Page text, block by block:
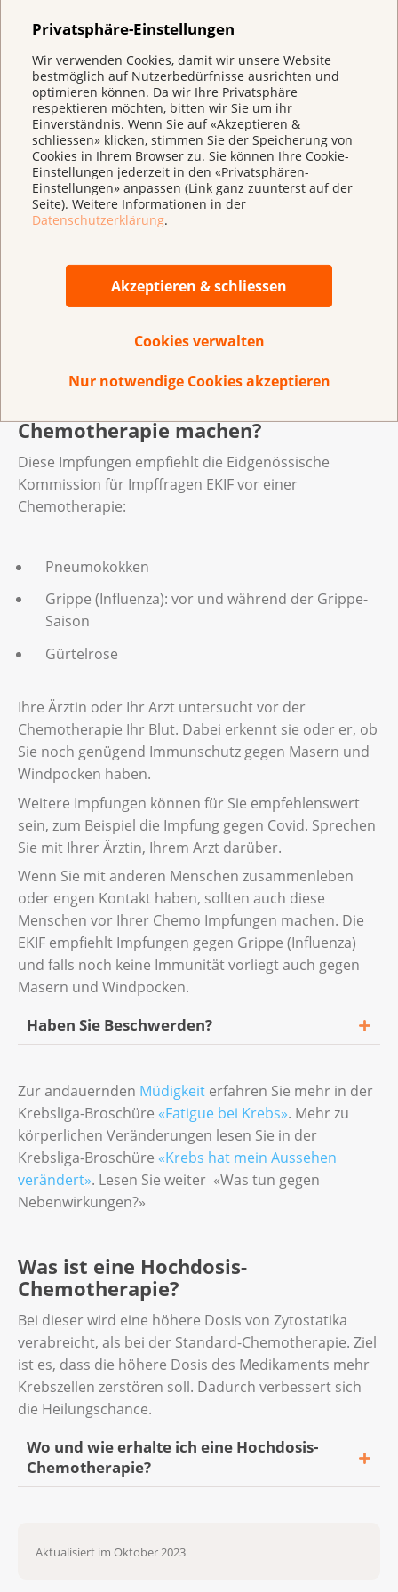
Privatsphäre-Einstellungen
Wir verwenden Cookies, damit wir unsere Website
bestmöglich auf Nutzerbedürfnisse ausrichten und
optimieren können. Da wir Ihre Privatsphäre
respektieren möchten, bitten wir Sie um ihr
Einverständnis. Wenn Sie auf «Akzeptieren &
schliessen» klicken, stimmen Sie der Speicherung von
Cookies in Ihrem Browser zu. Sie können Ihre Cookie-
Einstellungen jederzeit in den «Privatsphären-
Einstellungen» anpassen (Link ganz zuunterst auf der
Seite). Weitere Informationen in der
Datenschutzerklärung.
Akzeptieren & schliessen
Cookies verwalten
Nur notwendige Cookies akzeptieren
Betroffene können unterschiedlich starken
Es kann sein, dass den Betroffenen übel wird.
Die Lunge oder das Herz sind möglicherweise
nicht mehr gleich leistungsfähig.
Die Ei- oder Samenzellen werden möglicherweise
geschädigt.
Das Tast-, Schmerz- und Temperaturgefühl an
Nach der Chemotherapie lassen viele der
Beschwerden bleiben länger bestehen.
Chemotherapie machen?
Diese Impfungen empfiehlt die Eidgenössische
Kommission für Impffragen EKIF vor einer
Chemotherapie:
Pneumokokken
Grippe (Influenza): vor und während der Grippe-
Saison
Gürtelrose
Ihre Ärztin oder Ihr Arzt untersucht vor der
Chemotherapie Ihr Blut. Dabei erkennt sie oder er, ob
Sie noch genügend Immunschutz gegen Masern und
Windpocken haben.
Weitere Impfungen können für Sie empfehlenswert
sein, zum Beispiel die Impfung gegen Covid. Sprechen
Sie mit Ihrer Ärztin, Ihrem Arzt darüber.
Wenn Sie mit anderen Menschen zusammenleben
oder engen Kontakt haben, sollten auch diese
Menschen vor Ihrer Chemo Impfungen machen. Die
EKIF empfiehlt Impfungen gegen Grippe (Influenza)
und falls noch keine Immunität vorliegt auch gegen
Masern und Windpocken.
Haben Sie Beschwerden?
Pflegepersonal, bei Ihrer behandelnden
Ärztin oder bei Ihrem behandelnden Arzt. Ihr
Behandlungsteam weiss, was Sie gegen die
Beschwerden tun können. Für viele der
genannten Beschwerden kann vor der
Chemotherapie etwas getan werden. Damit
Behandlungsteam, welche Beschwerden Sie
sofort melden müssen.
Zur andauernden Müdigkeit erfahren Sie mehr in der
Krebsliga-Broschüre «Fatigue bei Krebs». Mehr zu
körperlichen Veränderungen lesen Sie in der
Krebsliga-Broschüre «Krebs hat mein Aussehen
verändert». Lesen Sie weiter «Was tun gegen
Nebenwirkungen?»
Was ist eine Hochdosis-
Chemotherapie?
Bei dieser wird eine höhere Dosis von Zytostatika
verabreicht, als bei der Standard-Chemotherapie. Ziel
ist es, dass die höhere Dosis des Medikaments mehr
Krebszellen zerstören soll. Dadurch verbessert sich
die Heilungschance.
Wo und wie erhalte ich eine Hochdosis-
Chemotherapie?
einige Tage im Spital.
Aktualisiert im Oktober 2023